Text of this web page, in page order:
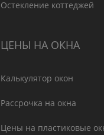
Остекление коттеджей
ЦЕНЫ НА ОКНА
Калькулятор окон
Рассрочка на окна
Цены на пластиковые